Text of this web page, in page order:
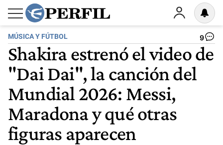
MÚSICA Y FÚTBOL 9
Shakira estrenó el video de
"Dai Dai", la canción del
Mundial 2026: Messi,
Maradona y qué otras
figuras aparecen